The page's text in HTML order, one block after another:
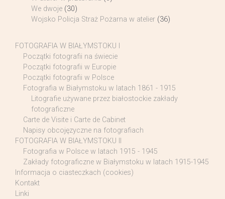
We dwoje (30)
Wojsko Policja Straż Pożarna w atelier (36)
FOTOGRAFIA W BIAŁYMSTOKU I
Początki fotografii na świecie
Początki fotografii w Europie
Początki fotografii w Polsce
Fotografia w Białymstoku w latach 1861 - 1915
Litografie używane przez białostockie zakłady
fotograficzne
Carte de Visite i Carte de Cabinet
Napisy obcojęzyczne na fotografiach
FOTOGRAFIA W BIAŁYMSTOKU II
Fotografia w Polsce w latach 1915 - 1945
Zakłady fotograficzne w Białymstoku w latach 1915-1945
Informacja o ciasteczkach (cookies)
Kontakt
Linki